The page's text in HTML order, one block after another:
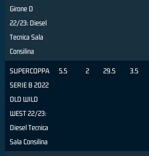
Girone D
22/23: Diesel
Tecnica Sala
Consilina
SUPERCOPPA
SERIE B 2022
OLD WILD
WEST 22/23:
Diesel Tecnica
Sala Consilina
5.5 2 29.5 3.5